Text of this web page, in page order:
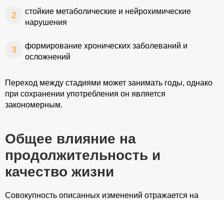
стойкие метаболические и нейрохимические
нарушения
формирование хронических заболеваний и
осложнений
Переход между стадиями может занимать годы, однако
при сохранении употребления он является
закономерным.
Общее влияние на
продолжительность и
качество жизни
Совокупность описанных изменений отражается на